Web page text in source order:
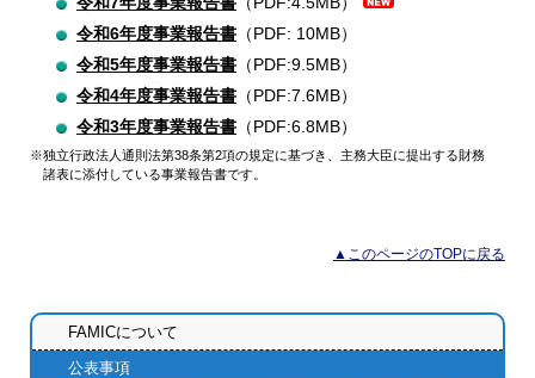
令和6年度事業報告書 （PDF: 10MB）
令和5年度事業報告書 （PDF:9.5MB）
令和4年度事業報告書 （PDF:7.6MB）
令和3年度事業報告書 （PDF:6.8MB）
※独立行政法人通則法第38条第2項の規定に基づき、主務大臣に提出する財務
諸表に添付している事業報告書です。
▲このページのTOPに戻る
FAMICについて
公表事項